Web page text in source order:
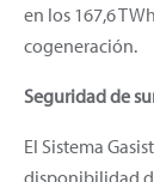
en los 167,6
cogeneración.
Seguridad de
El Sistema
disponibilidad